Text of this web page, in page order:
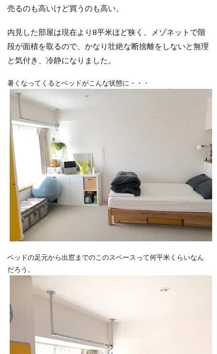
売るのも高いけど買うのも高い。
内見した部屋は現在より8平米ほど狭く、メゾネットで階
段が面積を取るので、かなり壮絶な断捨離をしないと無理
と気付き、冷静になりました。
暑くなってくるとベッドがこんな状態に・・・
ベッドの足元から出窓までのこのスペースって何平米くらいなん
だろう。